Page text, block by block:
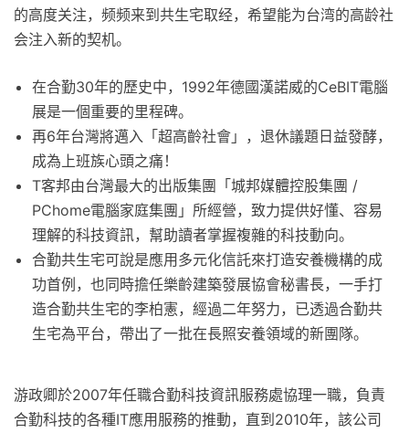
的高度关注，频频来到共生宅取经，希望能为台湾的高龄社
会注入新的契机。
在合勤30年的歷史中，1992年德國漢諾威的CeBIT電腦
展是一個重要的里程碑。
再6年台灣將邁入「超高齡社會」，退休議題日益發酵，
成為上班族心頭之痛！
T客邦由台灣最大的出版集團「城邦媒體控股集團 /
PChome電腦家庭集團」所經營，致力提供好懂、容易
理解的科技資訊，幫助讀者掌握複雜的科技動向。
合勤共生宅可說是應用多元化信託來打造安養機構的成
功首例，也同時擔任樂齡建築發展協會秘書長，一手打
造合勤共生宅的李柏憲，經過二年努力，已透過合勤共
生宅為平台，帶出了一批在長照安養領域的新團隊。
游政卿於2007年任職合勤科技資訊服務處協理一職，負責
合勤科技的各種IT應用服務的推動，直到2010年，該公司